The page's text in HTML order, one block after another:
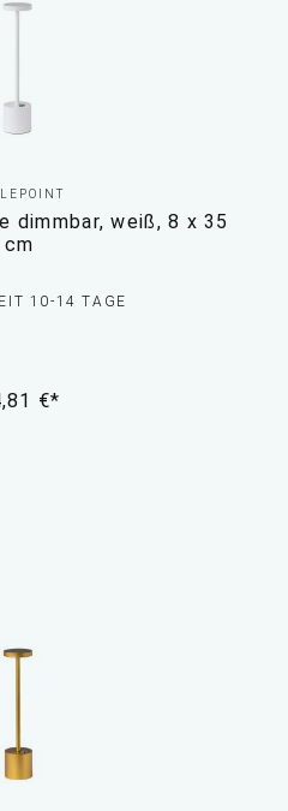
dimmbar, weiß, 8 x 35
cm
10-14 TAGE
€*